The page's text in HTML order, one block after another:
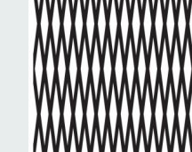
Aanbiedingen
Andere
Boeken en magazines
Dies om te stansen
Verzend - en verpakkingsk
Mijn account
Info